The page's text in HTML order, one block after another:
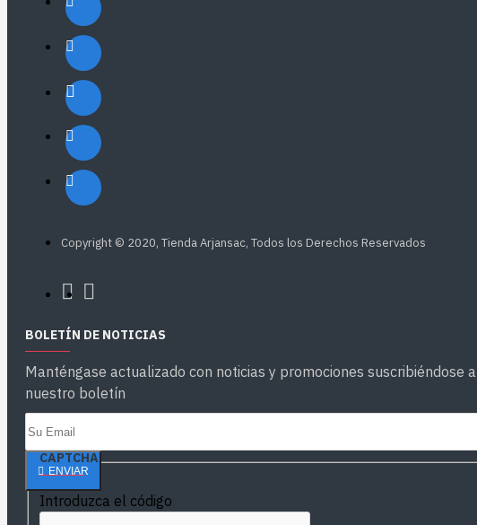
Copyright © 2020, Tienda Arjansac, Todos los Derechos Reservados
BOLETÍN DE NOTICIAS
Manténgase actualizado con noticias y promociones suscribiéndose a
nuestro boletín
ENVIAR
CAPTCHA
Introduzca el código